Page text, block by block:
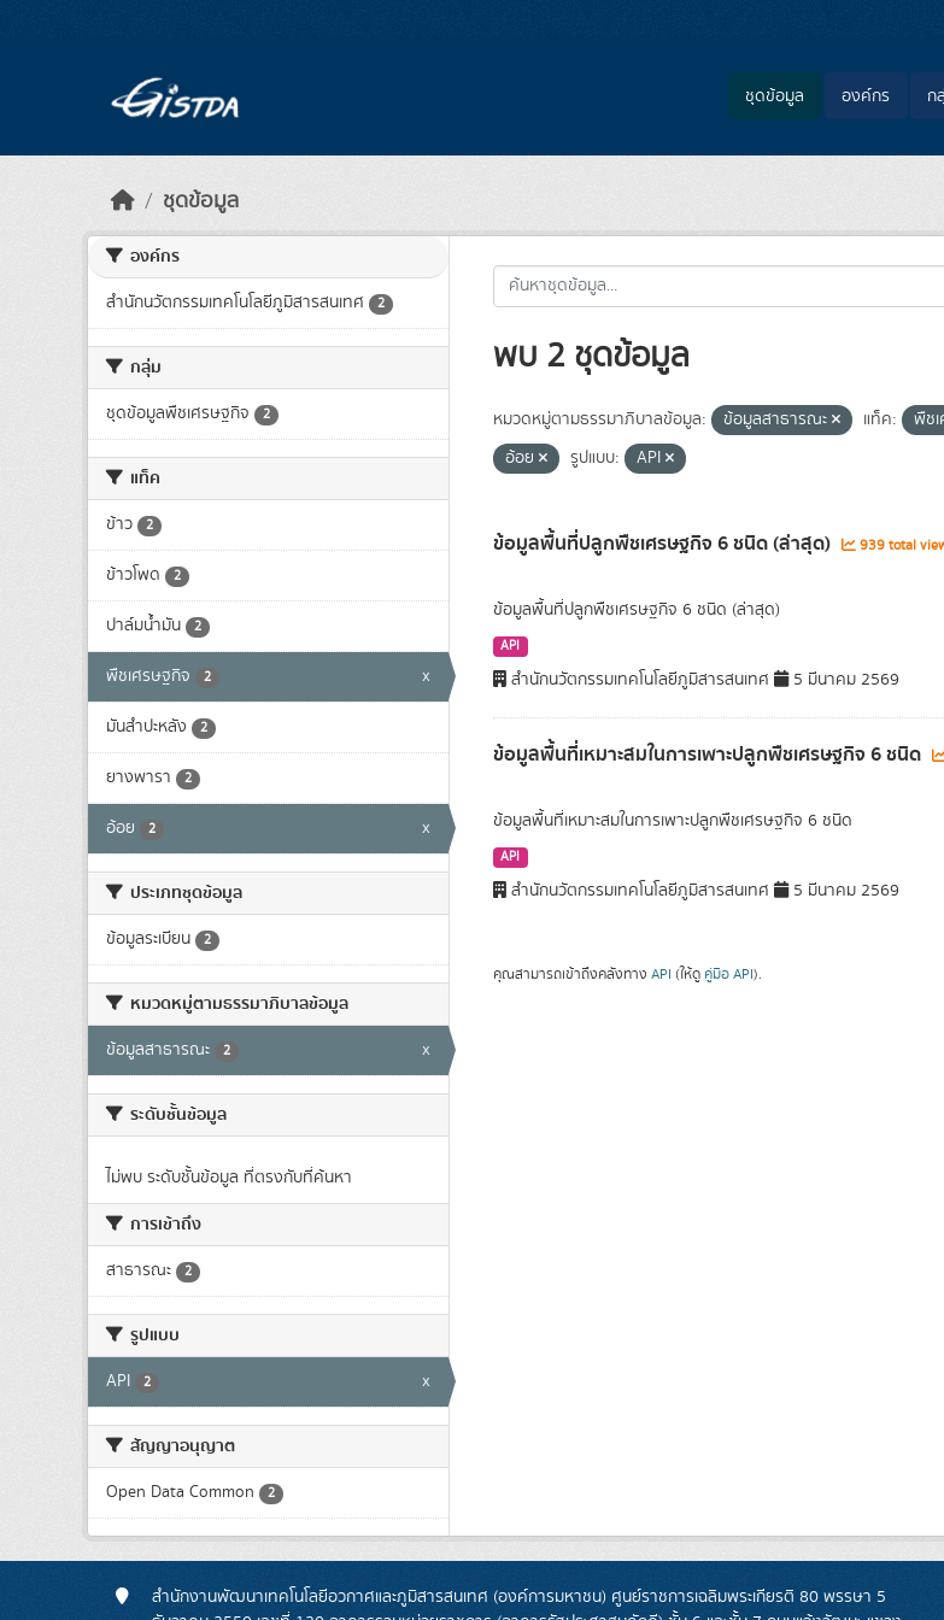
ชุดข้อมูล องค์กร ก
ชุดข้อมูล
องค์กร
สำนักนวัตกรรมเทคโนโลยีภูมิสารสนเทศ 2
กลุ่ม
ชุดข้อมูลพืชเศรษฐกิจ 2
แท็ค
ข้าว 2
ข้าวโพด 2
ปาล์มน้ำมัน 2
พืชเศรษฐกิจ 2 x
มันสำปะหลัง 2
ยางพารา 2
อ้อย 2 x
ประเภทชุดข้อมูล
ข้อมูลระเบียน 2
หมวดหมู่ตามธรรมาภิบาลข้อมูล
ข้อมูลสาธารณะ 2 x
ระดับชั้นข้อมูล
ไม่พบ ระดับชั้นข้อมูล ที่ตรงกับที่ค้นหา
การเข้าถึง
สาธารณะ 2
รูปแบบ
API 2 x
สัญญาอนุญาต
Open Data Common 2
พบ 2 ชุดข้อมูล
หมวดหมู่ตามธรรมาภิบาลข้อมูล: ข้อมูลสาธารณะ แท็ค:
พืช
อ้อย
รูปแบบ: API
ข้อมูลพื้นที่ปลูกพืชเศรษฐกิจ 6 ชนิด (ล่าสุด) 939 total
ข้อมูลพื้นที่ปลูกพืชเศรษฐกิจ 6 ชนิด (ล่าสุด)
API
สำนักนวัตกรรมเทคโนโลยีภูมิสารสนเทศ 5 มีนาคม 2569
ข้อมูลพื้นที่เหมาะสมในการเพาะปลูกพืชเศรษฐกิจ 6 ชนิด
ข้อมูลพื้นที่เหมาะสมในการเพาะปลูกพืชเศรษฐกิจ 6 ชนิด
API
สำนักนวัตกรรมเทคโนโลยีภูมิสารสนเทศ 5 มีนาคม 2569
คุณสามารถเข้าถึงคลังทาง API (ให้ดู คู่มือ API).
สำนักงานพัฒนาเทคโนโลยีอวกาศและภูมิสารสนเทศ (องค์การมหาชน) ศูนย์ราชการเฉลิมพระเกียรติ 80 พรรษา 5